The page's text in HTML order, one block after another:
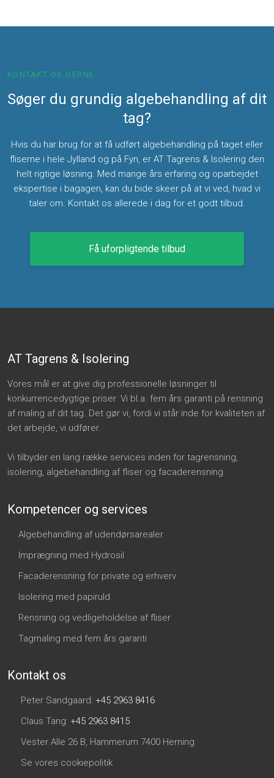
KONTAKT OS GERNE
Søger du grundig algebehandling af dit
tag?
Hvis du har brug for at få udført algebehandling på taget eller
fliserne i hele Jylland og på Fyn, er AT Tagrens & Isolering den
helt rigtige løsning. Med mange års erfaring og oparbejdet
ekspertise i bagagen, kan du bide skeer på at vi ved, hvad vi
taler om. Kontakt os allerede i dag for et godt tilbud.
Få uforpligtende tilbud
AT Tagrens & Isolering
​Vores mål er at give dig professionelle løsninger til
konkurrencedygtige priser. Vi bl.a. fem års garanti på rensning
af maling af dit tag. Det gør vi, fordi vi står inde for kvaliteten af
det arbejde, vi udfører.
Vi tilbyder en lang række services inden for tagrensning,
isolering, algebehandling af fliser og facaderensning.
Kompetencer og services​
Algebehandling af udendørsarealer
Imprægning med Hydrosil
Facaderensning for private og erhverv
Isolering med papiruld
Rensning og vedligeholdelse af fliser
Tagmaling med fem års garanti
Kontakt os​
Peter Sandgaard: +45 2963 8416
Claus Tang: +45 2963 8415​
Vester Alle 26 B, Hammerum 7400 Herning
Se vores cookiepolitik